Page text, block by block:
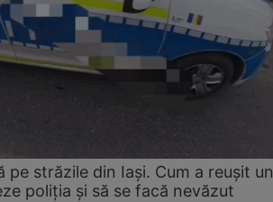
pe străzile din Iași. Cum a reușit un
poliția și să se facă nevăzut